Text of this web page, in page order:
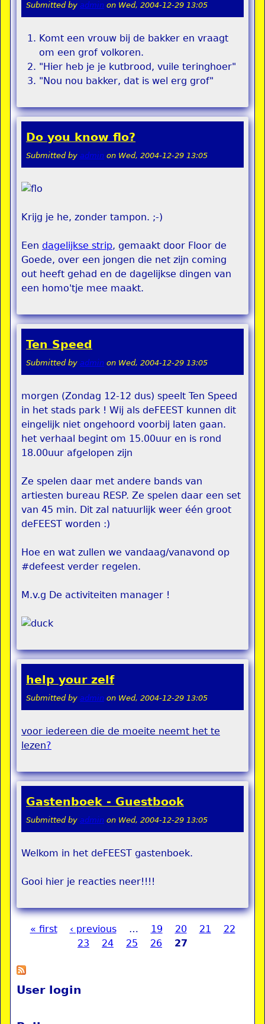
Submitted by admin on Wed, 2004-12-29 13:05
Komt een vrouw bij de bakker en vraagt
om een grof volkoren.
"Hier heb je je kutbrood, vuile teringhoer"
"Nou nou bakker, dat is wel erg grof"
Do you know flo?
Submitted by admin on Wed, 2004-12-29 13:05
Krijg je he, zonder tampon. ;-)
Een dagelijkse strip, gemaakt door Floor de
Goede, over een jongen die net zijn coming
out heeft gehad en de dagelijkse dingen van
een homo'tje mee maakt.
Ten Speed
Submitted by admin on Wed, 2004-12-29 13:05
morgen (Zondag 12-12 dus) speelt Ten Speed
in het stads park ! Wij als deFEEST kunnen dit
eingelijk niet ongehoord voorbij laten gaan.
het verhaal begint om 15.00uur en is rond
18.00uur afgelopen zijn
Ze spelen daar met andere bands van
artiesten bureau RESP. Ze spelen daar een set
van 45 min. Dit zal natuurlijk weer één groot
deFEEST worden :)
Hoe en wat zullen we vandaag/vanavond op
#defeest verder regelen.
M.v.g De activiteiten manager !
help your zelf
Submitted by admin on Wed, 2004-12-29 13:05
voor iedereen die de moeite neemt het te
lezen?
Gastenboek - Guestbook
Submitted by admin on Wed, 2004-12-29 13:05
Welkom in het deFEEST gastenboek.
Gooi hier je reacties neer!!!!
« first ‹ previous … 19 20 21
22
23
24 25 26 27
User login